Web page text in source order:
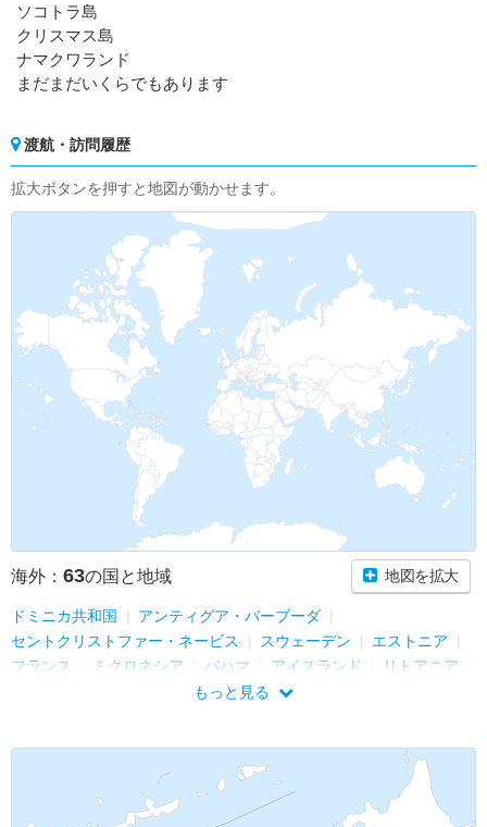
ソコトラ島
クリスマス島
ナマクワランド
まだまだいくらでもあります
渡航・訪問履歴
拡大ボタンを押すと地図が動かせます。
海外： 63の国と地域 地図を拡大
ドミニカ共和国
アンティグア・バーブーダ
セントクリストファー・ネービス
スウェーデン
エストニア
フランス
ミクロネシア バハマ アイスランド
リトアニア
サウジアラビア オマーン
アンドラ
リヒテンシュタイン
イタリア トルコ
トルクメニスタン
スイス タジキスタン モルディブ
香港
もっと見る